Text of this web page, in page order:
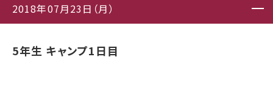
2018年07月23日（月）
5年生 キャンプ1日目